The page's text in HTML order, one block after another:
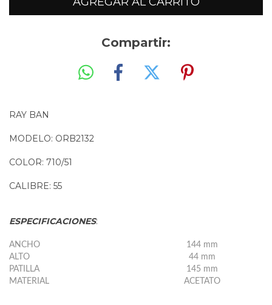
Compartir:
RAY BAN
MODELO: ORB2132
COLOR: 710/51
CALIBRE: 55
ESPECIFICACIONES:
ANCHO
144 mm
ALTO
44 mm
PATILLA
145 mm
MATERIAL
ACETATO